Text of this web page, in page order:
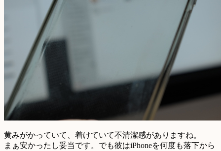
黄みがかっていて、着けていて不清潔感がありますね。
まぁ安かったし妥当です。でも彼はiPhoneを何度も落下から